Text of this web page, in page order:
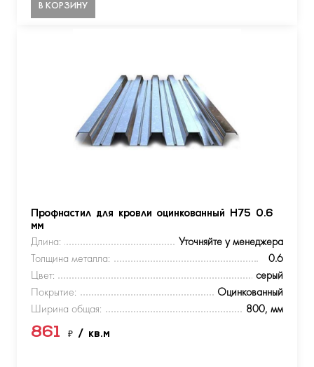
В КОРЗИНУ
Профнастил для кровли оцинкованный Н75 0.6
мм
Длина:
Уточняйте у менеджера
Толщина металла:
0.6
Цвет:
серый
Покрытие:
Оцинкованный
Ширина общая:
800, мм
861 ₽ / кв.м